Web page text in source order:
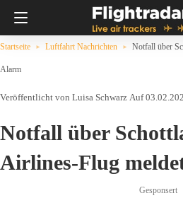
Startseite Luftfahrt Nachrichten Notfall über
Alarm
Luisa Schwarz Auf
Notfall über
Airlines-Flug
Gesponsert